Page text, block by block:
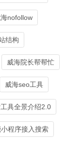
海nofollow
结构
威海院长帮帮忙
威海seo工具
具全景介绍2.0
程序接入搜索